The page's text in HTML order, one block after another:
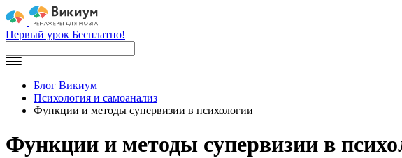
Первый урок Бесплатно!
Блог Викиум
Психология и самоанализ
Функции и методы супервизии в психологии
Функции и методы супервизии в